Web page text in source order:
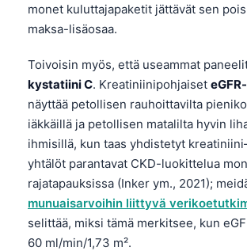
monet kuluttajapaketit jättävät sen
maksa-lisäosaa.
Toivoisin myös, että useammat
kystatiini C. Kreatiniinipohjaiset
näyttää petollisen rauhoittavilta
iäkkäillä ja petollisen matalilta hyvin
ihmisillä, kun taas yhdistetyt
yhtälöt parantavat CKD-luokittelua
rajatapauksissa (Inker ym., 2021);
munuaisarvoihin liittyvä
selittää, miksi tämä merkitsee, kun
60 ml/min/1,73 m².